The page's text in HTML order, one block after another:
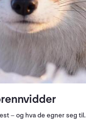
– og hva de egner seg til.